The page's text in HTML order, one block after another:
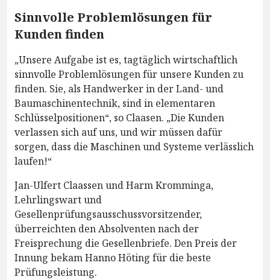
Sinnvolle Problemlösungen für
Kunden finden
„Unsere Aufgabe ist es, tagtäglich wirtschaftlich
sinnvolle Problemlösungen für unsere Kunden zu
finden. Sie, als Handwerker in der Land- und
Baumaschinentechnik, sind in elementaren
Schlüsselpositionen“, so Claasen. „Die Kunden
verlassen sich auf uns, und wir müssen dafür
sorgen, dass die Maschinen und Systeme verlässlich
laufen!“
Jan-Ulfert Claassen und Harm Kromminga,
Lehrlingswart und
Gesellenprüfungsausschussvorsitzender,
überreichten den Absolventen nach der
Freisprechung die Gesellenbriefe. Den Preis der
Innung bekam Hanno Höting für die beste
Prüfungsleistung.